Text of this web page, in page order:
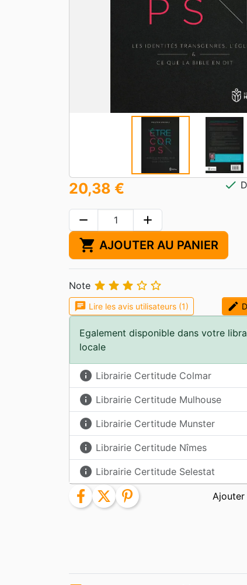
20,38 € check
remove add
shopping_cart AJOUTER AU PANIER
Note     
chat Lire les avis utilisateurs (1) edit
Egalement disponible dans votre
locale
info Librairie Certitude Colmar
info Librairie Certitude Mulhouse
info Librairie Certitude Munster
info Librairie Certitude Nîmes
info Librairie Certitude Selestat
facebook twitter pinterest